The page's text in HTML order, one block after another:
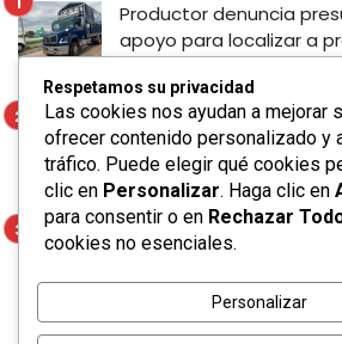
Productor denuncia
apoyo para localizar a
Enrique Galindo
movilidad con
Corredor Lomas
Mujer apuñala a cuatro
Respetamos su privacidad
Las cookies nos ayudan a mejorar
ofrecer contenido personalizado y
tráfico. Puede elegir qué cookies
clic en Personalizar. Haga clic en
para consentir o en Rechazar
cookies no esenciales.
Personalizar